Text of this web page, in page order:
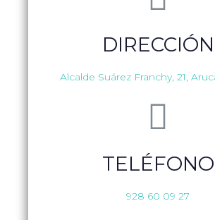
DIRECCIÓN
Alcalde Suárez Franchy, 21,
TELÉFONO
928 60 09 27